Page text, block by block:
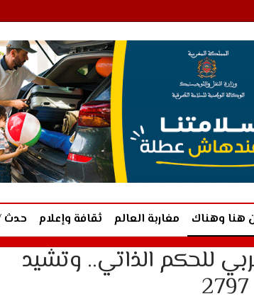
هنا وهناك مغاربة العالم ثقافة وإعلام حدث TV
للحكم الذاتي.. وتشيد